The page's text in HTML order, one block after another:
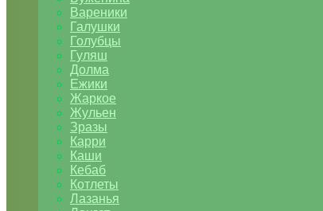
Вареники
Галушки
Голубцы
Гуляш
Долма
Ежики
Жаркое
Жульен
Зразы
Карри
Каши
Кебаб
Котлеты
Лазанья